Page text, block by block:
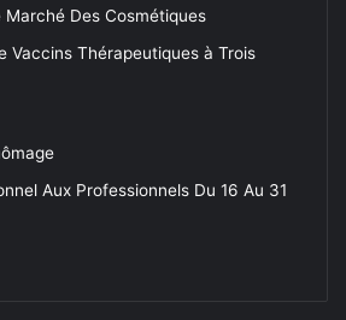
Des Cosmétiques
Vaccins Thérapeutiques à Trois
Aux Professionnels Du 16 Au 31